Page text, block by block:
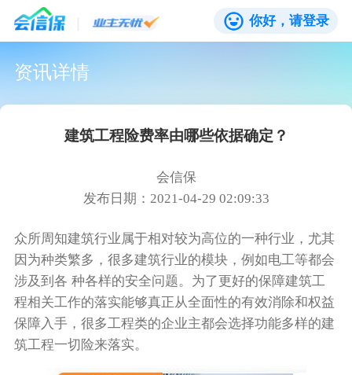
你好，请登录
资讯详情
建筑工程险费率由哪些依据确定？
会信保
发布日期：2021-04-29 02:09:33
众所周知建筑行业属于相对较为高位的一种行业，尤其
因为种类繁多，很多建筑行业的模块，例如电工等都会
涉及到各 种各样的安全问题。为了更好的保障建筑工
程相关工作的落实能够真正从全面性的有效消除和权益
保障入手，很多工程类的企业主都会选择功能多样的建
筑工程一切险来落实。